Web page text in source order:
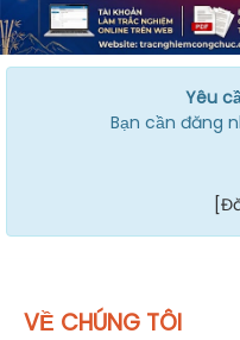
Yêu
Bạn cần đăng
VỀ CHÚNG TÔI